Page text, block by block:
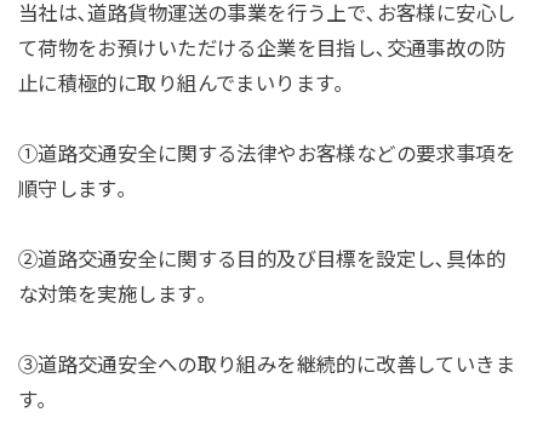
当社は､道路貨物運送の事業を行う上で､お客様に安心し
て荷物をお預けいただける企業を目指し､交通事故の防
止に積極的に取り組んでまいります｡
①道路交通安全に関する法律やお客様などの要求事項を
順守します｡
②道路交通安全に関する目的及び目標を設定し､具体的
な対策を実施します｡
③道路交通安全への取り組みを継続的に改善していきま
す｡